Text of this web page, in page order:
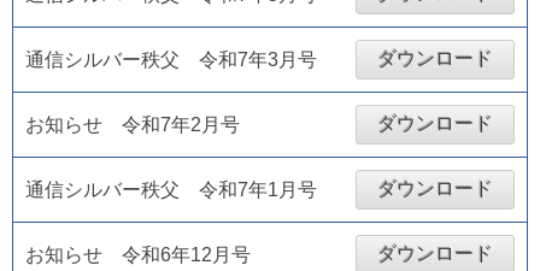
通信シルバー秩父 令和7年3月号 ダウンロード
お知らせ 令和7年2月号 ダウンロード
通信シルバー秩父 令和7年1月号 ダウンロード
お知らせ 令和6年12月号 ダウンロード